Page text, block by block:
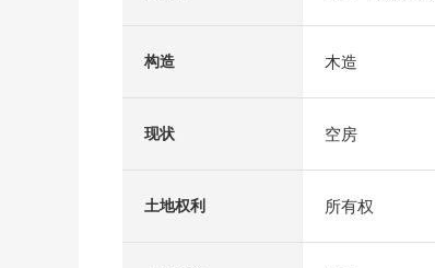
构造 木造
现状 空房
土地权利 所有权